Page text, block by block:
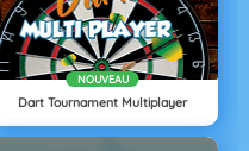
NOUVEAU
Dart Tournament Multiplayer